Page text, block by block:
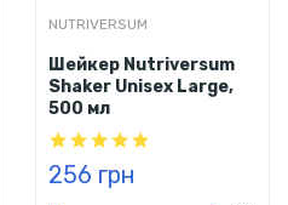
NUTRIVERSUM
Шейкер Nutriversum
Shaker Unisex Large,
500 мл
256 грн